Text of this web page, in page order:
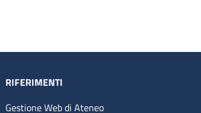
RIFERIMENTI
Gestione Web di Ateneo